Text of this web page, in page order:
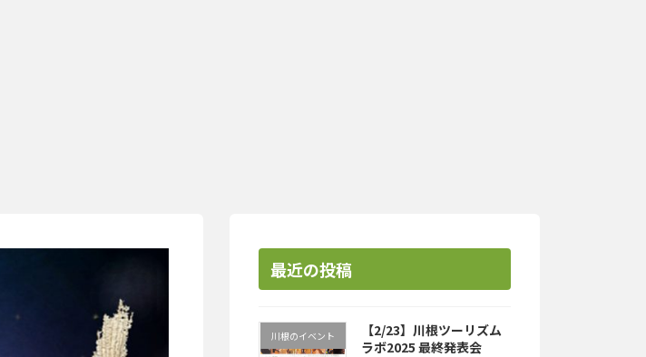
最近の投稿
川根のイベント
【2/23】川根ツーリズム
ラボ2025 最終発表会